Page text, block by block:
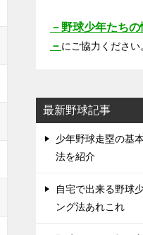
－野球少年たち
－ にご協力ください
最新野球記事
少年野球走塁の基
法を紹介
自宅で出来る野球
ング法あれこれ